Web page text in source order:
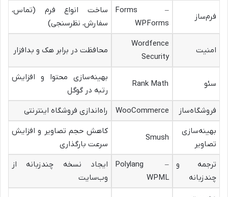
فرم‌ساز
Forms –
WPForms
ساخت انواع فرم (تماس،
سفارش، نظرسنجی)
امنیت
Wordfence
Security
محافظت در برابر هک و بدافزار
سئو
بهینه‌سازی محتوا و افزایش
رتبه در گوگل
فروشگاه‌ساز
WooCommerce
راه‌اندازی فروشگاه اینترنتی
بهینه‌سازی
تصاویر
Smush
کاهش حجم تصاویر و افزایش
سرعت بارگذاری
ترجمه و
چندزبانه
Polylang –
WPML
ایجاد نسخه چندزبانه از
وب‌سایت